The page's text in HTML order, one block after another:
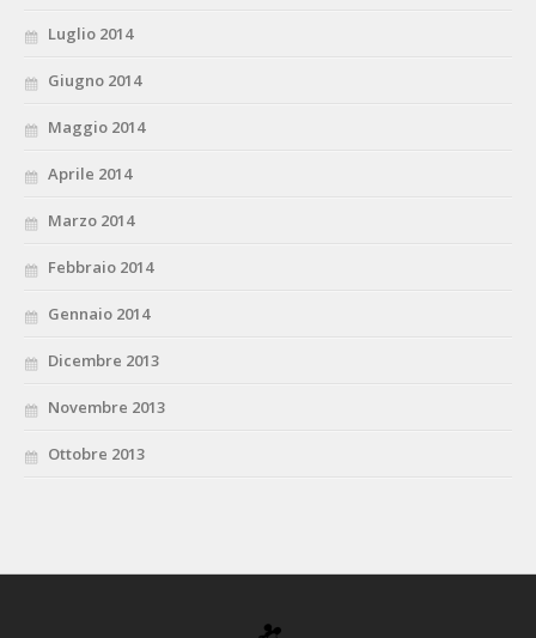
Luglio 2014
Giugno 2014
Maggio 2014
Aprile 2014
Marzo 2014
Febbraio 2014
Gennaio 2014
Dicembre 2013
Novembre 2013
Ottobre 2013